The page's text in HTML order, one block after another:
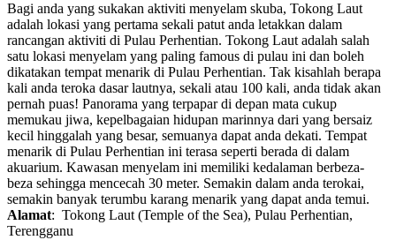
Bagi anda yang sukakan aktiviti menyelam skuba, Tokong Laut
adalah lokasi yang pertama sekali patut anda letakkan dalam
rancangan aktiviti di Pulau Perhentian. Tokong Laut adalah salah
satu lokasi menyelam yang paling famous di pulau ini dan boleh
dikatakan tempat menarik di Pulau Perhentian. Tak kisahlah berapa
kali anda teroka dasar lautnya, sekali atau 100 kali, anda tidak akan
pernah puas! Panorama yang terpapar di depan mata cukup
memukau jiwa, kepelbagaian hidupan marinnya dari yang bersaiz
kecil hinggalah yang besar, semuanya dapat anda dekati. Tempat
menarik di Pulau Perhentian ini terasa seperti berada di dalam
akuarium. Kawasan menyelam ini memiliki kedalaman berbeza-
beza sehingga mencecah 30 meter. Semakin dalam anda terokai,
semakin banyak terumbu karang menarik yang dapat anda temui.
Alamat: Tokong Laut (Temple of the Sea), Pulau Perhentian,
Terengganu